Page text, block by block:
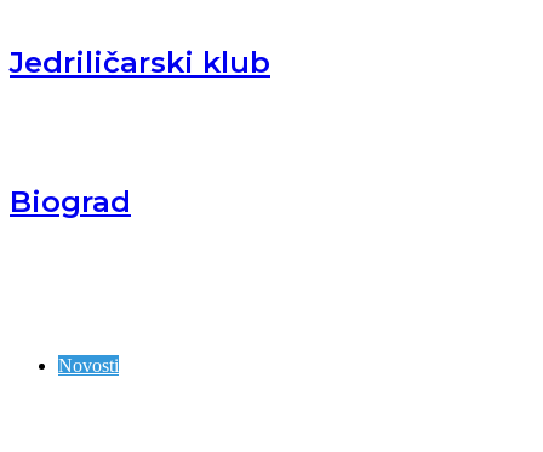
Jedriličarski klub
Biograd
Novosti